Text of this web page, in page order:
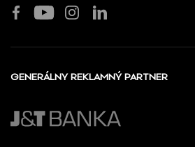
GENERÁLNY REKLAMNÝ PARTNER